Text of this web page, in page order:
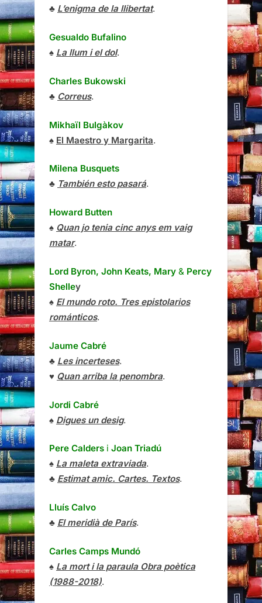
♣ L’enigma de la llibertat.
Gesualdo Bufalino
♠ La llum i el dol.
Charles Bukowski
♣ Correus.
Mikhaïl Bulgàkov
♠ El Maestro y Margarita.
Milena Busquets
♣ También esto pasará.
Howard Butten
♠ Quan jo tenia cinc anys em vaig
matar.
Lord Byron, John Keats, Mary & Percy
Shelley
♠ El mundo roto. Tres epistolarios
románticos.
Jaume Cabré
♣ Les incerteses.
♥ Quan arriba la penombra.
Jordi Cabré
♠ Digues un desig.
Pere Calders i Joan Triadú
♠ La maleta extraviada.
♣ Estimat amic. Cartes. Textos.
Lluís Calvo
♣ El meridià de París.
Carles Camps Mundó
♠ La mort i la paraula Obra poètica
(1988-2018).